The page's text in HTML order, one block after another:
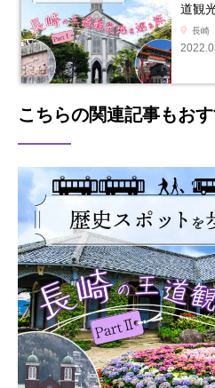
道観
長崎
こちらの関連記事もお